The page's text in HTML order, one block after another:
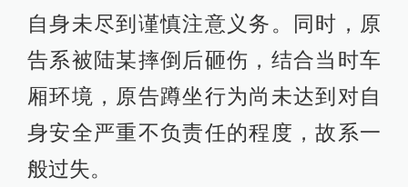
自身未尽到谨慎注意义务。同时，原
告系被陆某摔倒后砸伤，结合当时车
厢环境，原告蹲坐行为尚未达到对自
身安全严重不负责任的程度，故系一
般过失。